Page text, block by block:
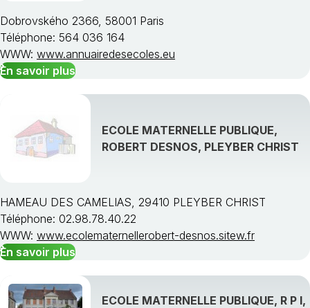
Dobrovského 2366, 58001 Paris
Téléphone: 564 036 164
WWW: www.annuairedesecoles.eu
En savoir plus
ECOLE MATERNELLE PUBLIQUE,
ROBERT DESNOS, PLEYBER CHRIST
HAMEAU DES CAMELIAS, 29410 PLEYBER CHRIST
Téléphone: 02.98.78.40.22
WWW: www.ecolematernellerobert-desnos.sitew.fr
En savoir plus
ECOLE MATERNELLE PUBLIQUE, R P I,